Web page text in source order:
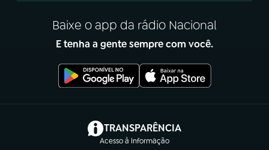
Baixe o app da rádio Nacional
E tenha a gente sempre com você.
TRANSPARÊNCIA
Acesso à Informação
(abre em nova aba)